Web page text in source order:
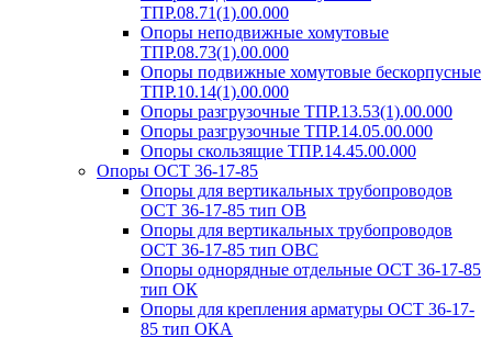
ТПР.08.71(1).00.000
Опоры неподвижные хомутовые
ТПР.08.73(1).00.000
Опоры подвижные хомутовые бескорпусные
ТПР.10.14(1).00.000
Опоры разгрузочные ТПР.13.53(1).00.000
Опоры разгрузочные ТПР.14.05.00.000
Опоры скользящие ТПР.14.45.00.000
Опоры ОСТ 36-17-85
Опоры для вертикальных трубопроводов
ОСТ 36-17-85 тип ОВ
Опоры для вертикальных трубопроводов
ОСТ 36-17-85 тип ОВС
Опоры однорядные отдельные ОСТ 36-17-85
тип ОК
Опоры для крепления арматуры ОСТ 36-17-
85 тип ОКА